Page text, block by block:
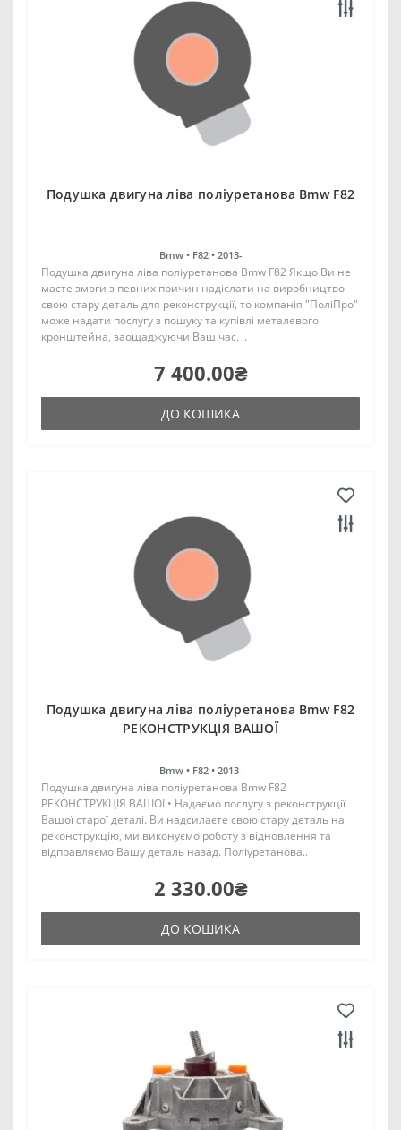
Подушка двигуна ліва поліуретанова Bmw F82
Bmw • F82 • 2013-
Подушка двигуна ліва поліуретанова Bmw F82 Якщо Ви не
маєте змоги з певних причин надіслати на виробництво
свою стару деталь для реконструкції, то компанія "ПоліПро"
може надати послугу з пошуку та купівлі металевого
кронштейна, заощаджуючи Ваш час. ..
7 400.00₴
ДО КОШИКА
Подушка двигуна ліва поліуретанова Bmw F82
РЕКОНСТРУКЦІЯ ВАШОЇ
Bmw • F82 • 2013-
Подушка двигуна ліва поліуретанова Bmw F82
РЕКОНСТРУКЦІЯ ВАШОЇ • Надаємо послугу з реконструкції
Вашої старої деталі. Ви надсилаєте свою стару деталь на
реконструкцію, ми виконуємо роботу з відновлення та
відправляємо Вашу деталь назад. Поліуретанова..
2 330.00₴
ДО КОШИКА